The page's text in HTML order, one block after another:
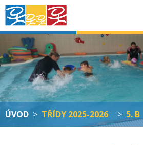
ÚVOD > TŘÍDY 2025-2026 > 5. B